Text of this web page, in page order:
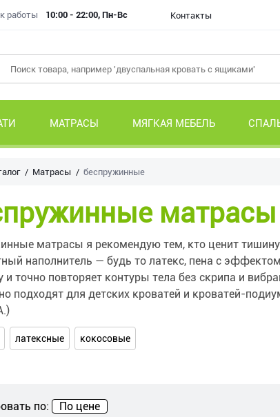
работы 10:00 - 22:00, Пн-Вс Контакты
МАТРАСЫ МЯГКАЯ МЕБЕЛЬ
Матрасы беспружинные
матрасы
матрасы я рекомендую тем, кто ценит
наполнитель — будь то латекс, пена с
и точно повторяет контуры тела без скрипа и
подходят для детских кроватей и кроватей-
латексные кокосовые
по: По цене